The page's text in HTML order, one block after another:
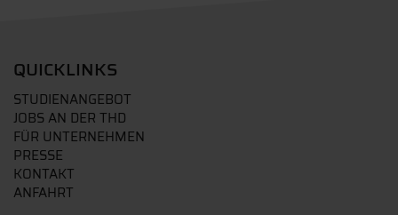
QUICKLINKS
STUDIENANGEBOT
JOBS AN DER THD
FÜR UNTERNEHMEN
PRESSE
KONTAKT
ANFAHRT